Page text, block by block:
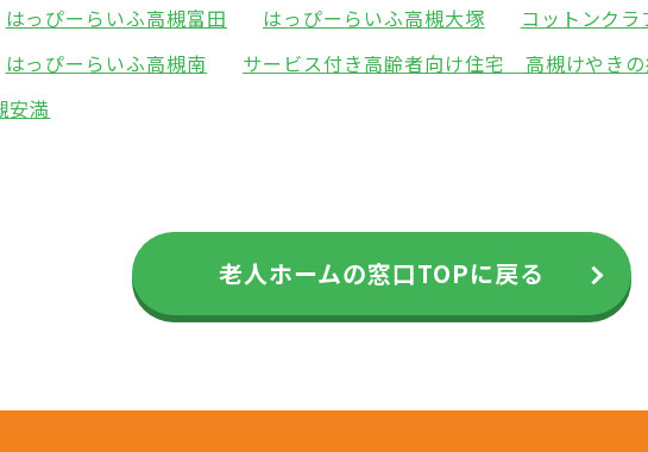
はっぴーらいふ高槻富田 はっぴーらいふ高槻大塚 コットンクラ
はっぴーらいふ高槻南 サービス付き高齢者向け住宅 高槻けやき
安満
老人ホームの窓口TOPに戻る